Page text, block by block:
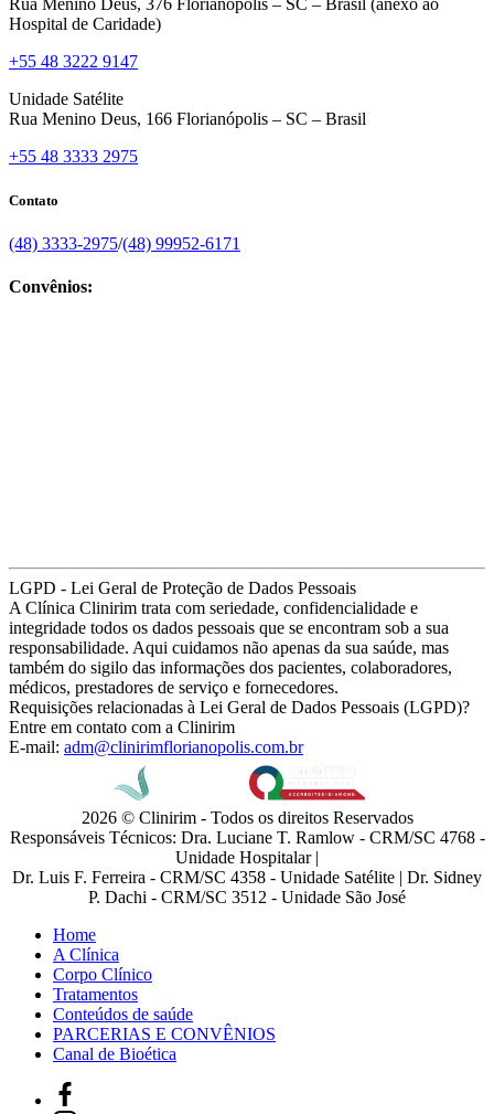
Rua Menino Deus, 376 Florianópolis – SC – Brasil (anexo ao
Hospital de Caridade)
+55 48 3222 9147
Unidade Satélite
Rua Menino Deus, 166 Florianópolis – SC – Brasil
+55 48 3333 2975
Contato
(48) 3333-2975/(48) 99952-6171
Convênios:
LGPD - Lei Geral de Proteção de Dados Pessoais
A Clínica Clinirim trata com seriedade, confidencialidade e
integridade todos os dados pessoais que se encontram sob a sua
responsabilidade. Aqui cuidamos não apenas da sua saúde, mas
também do sigilo das informações dos pacientes, colaboradores,
médicos, prestadores de serviço e fornecedores.
Requisições relacionadas à Lei Geral de Dados Pessoais (LGPD)?
Entre em contato com a Clinirim
E-mail: adm@clinirimflorianopolis.com.br
2026 © Clinirim - Todos os direitos Reservados
Responsáveis Técnicos: Dra. Luciane T. Ramlow - CRM/SC 4768 -
Unidade Hospitalar |
Dr. Luis F. Ferreira - CRM/SC 4358 - Unidade Satélite | Dr. Sidney
P. Dachi - CRM/SC 3512 - Unidade São José
Home
A Clínica
Corpo Clínico
Tratamentos
Conteúdos de saúde
PARCERIAS E CONVÊNIOS
Canal de Bioética